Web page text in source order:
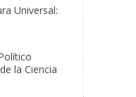
Universal:
la Ciencia